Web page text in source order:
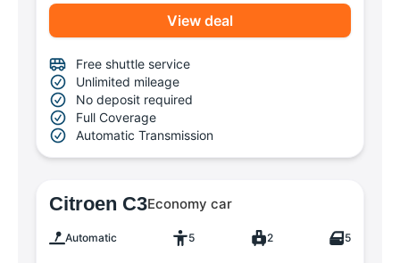
View deal
Free shuttle service
Unlimited mileage
No deposit required
Full Coverage
Automatic Transmission
Citroen C3Economy car
Automatic 5 2 5